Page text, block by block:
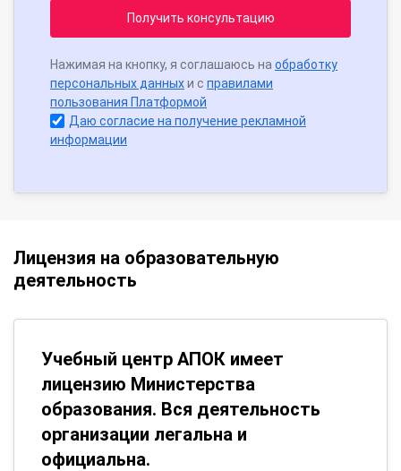
Получить консультацию
Нажимая на кнопку, я соглашаюсь на обработку
персональных данныхи с правилами
пользования Платформой
Даю согласие на получение рекламной
информации
Лицензия на образовательную
деятельность
Учебный центр АПОК имеет
лицензию Министерства
образования. Вся деятельность
организации легальна и
официальна.